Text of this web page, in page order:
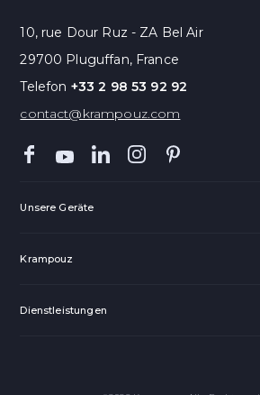
10, rue Dour Ruz - ZA Bel Air
29700 Pluguffan, France
Telefon +33 2 98 53 92 92
contact@krampouz.com
Unsere Geräte
Krampouz
Dienstleistungen